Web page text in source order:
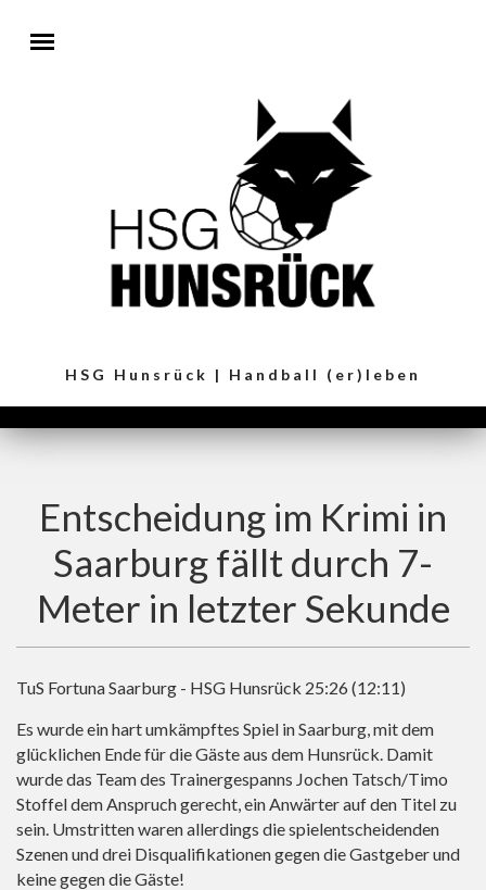
HSG Hunsrück | Handball (er)leben
Entscheidung im Krimi in
Saarburg fällt durch 7-
Meter in letzter Sekunde
TuS Fortuna Saarburg - HSG Hunsrück 25:26 (12:11)
Es wurde ein hart umkämpftes Spiel in Saarburg, mit dem
glücklichen Ende für die Gäste aus dem Hunsrück. Damit
wurde das Team des Trainergespanns Jochen Tatsch/Timo
Stoffel dem Anspruch gerecht, ein Anwärter auf den Titel zu
sein. Umstritten waren allerdings die spielentscheidenden
Szenen und drei Disqualifikationen gegen die Gastgeber und
keine gegen die Gäste!